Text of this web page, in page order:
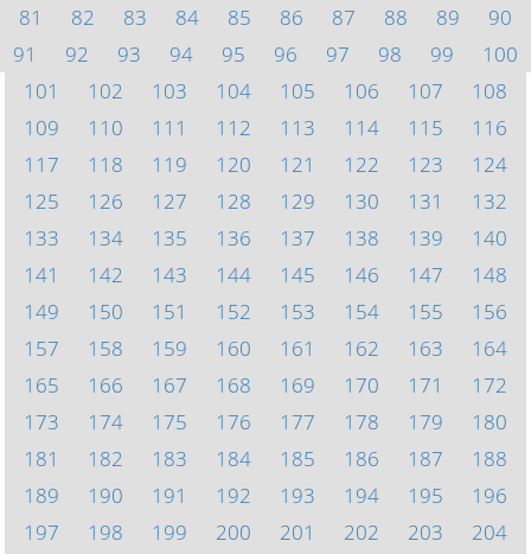
81
82 83 84 85 86 87 88 89
90
91
92 93 94 95 96 97 98 99
100
101
102 103 104 105 106 107
108
109
110 111 112 113 114 115
116
117
118 119 120 121 122 123
124
125
126 127 128 129 130 131
132
133
134 135 136 137 138 139
140
141
142 143 144 145 146 147
148
149
150 151 152 153 154 155
156
157
158 159 160 161 162 163
164
165
166 167 168 169 170 171
172
173
174 175 176 177 178 179
180
181
182 183 184 185 186 187
188
189
190 191 192 193 194 195
196
197
198 199 200 201 202 203
204